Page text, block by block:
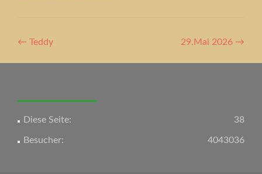
Artikel-
Navigation
← Teddy 29.Mai 2026 →
38
Diese Seite:
4043036
Besucher: